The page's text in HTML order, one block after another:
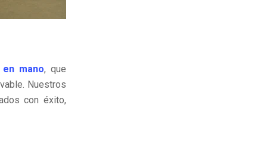
mano, que
Nuestros
con éxito,